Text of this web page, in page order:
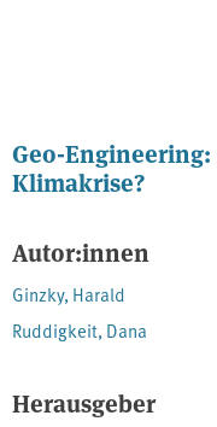
Geo-
Klimakrise?
Autor:innen
Ginzky, Harald
Ruddigkeit, Dana
Herausgeber